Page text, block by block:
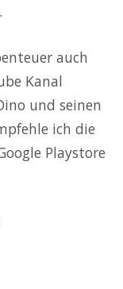
auch
Kanal
und seinen
ich die
Playstore